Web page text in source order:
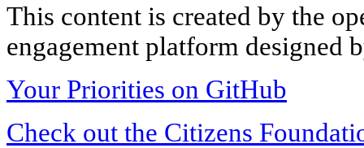
This content is created by the
engagement platform designed
Your Priorities on GitHub
Check out the Citizens